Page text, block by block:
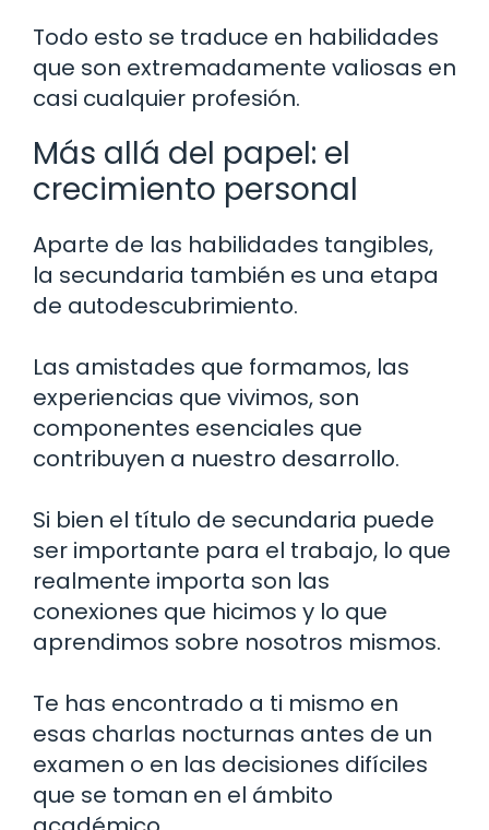
Todo esto se traduce en habilidades
que son extremadamente valiosas en
casi cualquier profesión.
Más allá del papel: el
crecimiento personal
Aparte de las habilidades tangibles,
la secundaria también es una etapa
de autodescubrimiento.
Las amistades que formamos, las
experiencias que vivimos, son
componentes esenciales que
contribuyen a nuestro desarrollo.
Si bien el título de secundaria puede
ser importante para el trabajo, lo que
realmente importa son las
conexiones que hicimos y lo que
aprendimos sobre nosotros mismos.
Te has encontrado a ti mismo en
esas charlas nocturnas antes de un
examen o en las decisiones difíciles
que se toman en el ámbito